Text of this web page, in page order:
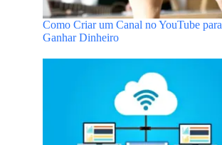
Como Criar um Canal no YouTube para
Ganhar Dinheiro